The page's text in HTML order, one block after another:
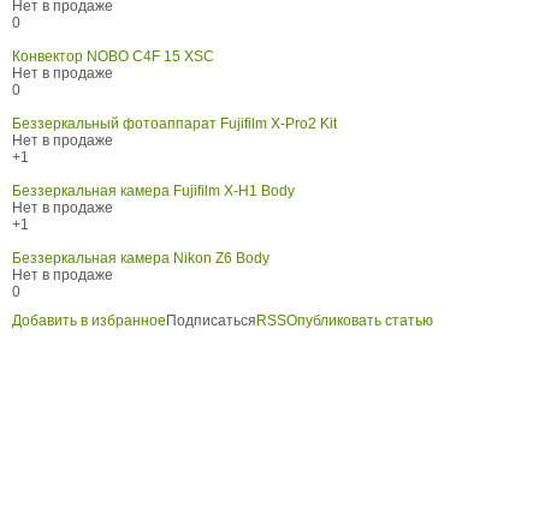
Нет в продаже
0
Конвектор NOBO C4F 15 XSC
Нет в продаже
0
Беззеркальный фотоаппарат Fujifilm X-Pro2 Kit
Нет в продаже
+1
Беззеркальная камера Fujifilm X-H1 Body
Нет в продаже
+1
Беззеркальная камера Nikon Z6 Body
Нет в продаже
0
Добавить в избранноеПодписатьсяRSSОпубликовать статью